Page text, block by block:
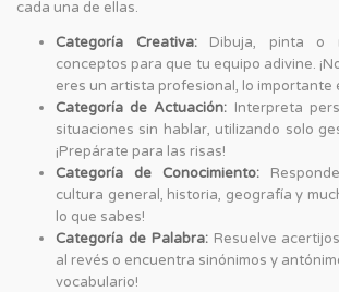
cada una de ellas.
Categoría Creativa:Dibuja, pinta o
conceptos para que tu equipo adivine.
eres un artista profesional, lo importante
Categoría de Actuación: Interpreta
situaciones sin hablar, utilizando solo
¡Prepárate para las risas!
Categoría de Conocimiento:
cultura general, historia, geografía y
lo que sabes!
Categoría de Palabra:Resuelve
al revés o encuentra sinónimos y
vocabulario!